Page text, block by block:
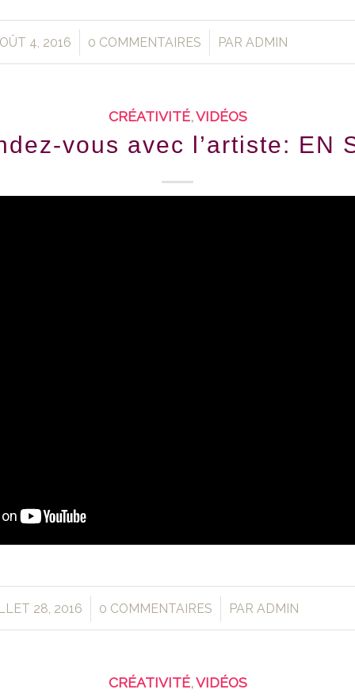
4, 2016
/ 0 COMMENTAIRES
/ PARADMIN
CRÉATIVITÉ,VIDÉOS
vous avec l’artiste: EN
28, 2016
/ 0 COMMENTAIRES
/ PAR ADMIN
CRÉATIVITÉ,VIDÉOS